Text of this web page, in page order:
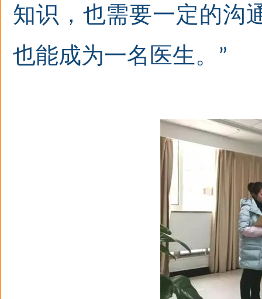
知识，也需要一定的沟
也能成为一名医生。
”